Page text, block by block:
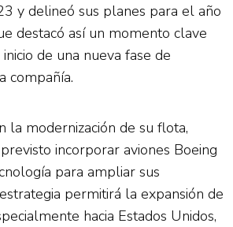
y delineó sus planes para el año
destacó así un momento clave
de una nueva fase de
compañía.
la modernización de su flota,
incorporar aviones Boeing
para ampliar sus
permitirá la expansión de
hacia Estados Unidos,